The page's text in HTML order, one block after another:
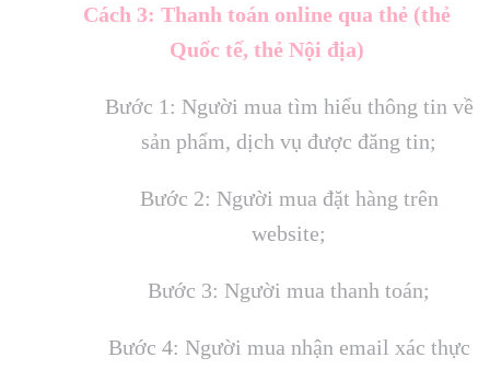
Cách 3: Thanh toán online qua thẻ (thẻ
Quốc tế, thẻ Nội địa)
Bước 1: Người mua tìm hiểu thông tin về
sản phẩm, dịch vụ được đăng tin;
Bước 2: Người mua đặt hàng trên
website;
Bước 3: Người mua thanh toán;
Bước 4: Người mua nhận email xác thực